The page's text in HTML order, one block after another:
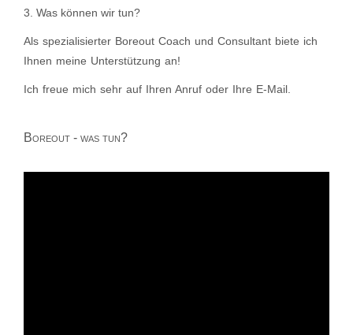
Was können wir tun?
Als spezialisierter Boreout Coach und Consultant biete ich
Ihnen meine Unterstützung an!
Ich freue mich sehr auf Ihren Anruf oder Ihre E-Mail.
Boreout - was tun?